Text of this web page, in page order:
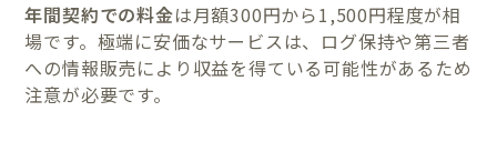
年間契約での料金は月額300円から1,500円程度が相
場です。極端に安価なサービスは、ログ保持や第三者
への情報販売により収益を得ている可能性があるため
注意が必要です。